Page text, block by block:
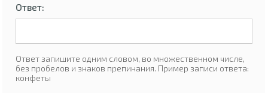
Ответ:
Ответ запишите одним словом, во множественном числе,
без пробелов и знаков препинания. Пример записи ответа:
конфеты